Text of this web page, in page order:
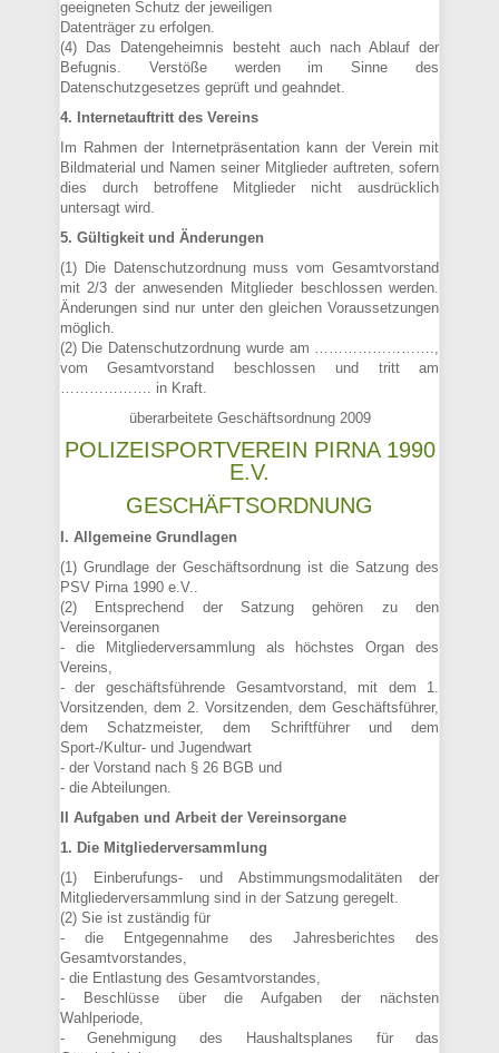
geeigneten Schutz der jeweiligen
Datenträger zu erfolgen.
(4) Das Datengeheimnis besteht auch nach Ablauf der
Befugnis. Verstöße werden im Sinne des
Datenschutzgesetzes geprüft und geahndet.
4. Internetauftritt des Vereins
Im Rahmen der Internetpräsentation kann der Verein mit
Bildmaterial und Namen seiner Mitglieder auftreten, sofern
dies durch betroffene Mitglieder nicht ausdrücklich
untersagt wird.
5. Gültigkeit und Änderungen
(1) Die Datenschutzordnung muss vom Gesamtvorstand
mit 2/3 der anwesenden Mitglieder beschlossen werden.
Änderungen sind nur unter den gleichen Voraussetzungen
möglich.
(2) Die Datenschutzordnung wurde am …………………….,
vom Gesamtvorstand beschlossen und tritt am
………………. in Kraft.
überarbeitete Geschäftsordnung 2009
POLIZEISPORTVEREIN PIRNA 1990
E.V.
GESCHÄFTSORDNUNG
I. Allgemeine Grundlagen
(1) Grundlage der Geschäftsordnung ist die Satzung des
PSV Pirna 1990 e.V..
(2) Entsprechend der Satzung gehören zu den
Vereinsorganen
- die Mitgliederversammlung als höchstes Organ des
Vereins,
- der geschäftsführende Gesamtvorstand, mit dem 1.
Vorsitzenden, dem 2. Vorsitzenden, dem Geschäftsführer,
dem Schatzmeister, dem Schriftführer und dem
Sport-/Kultur- und Jugendwart
- der Vorstand nach § 26 BGB und
- die Abteilungen.
II Aufgaben und Arbeit der Vereinsorgane
1. Die Mitgliederversammlung
(1) Einberufungs- und Abstimmungsmodalitäten der
Mitgliederversammlung sind in der Satzung geregelt.
(2) Sie ist zuständig für
- die Entgegennahme des Jahresberichtes des
Gesamtvorstandes,
- die Entlastung des Gesamtvorstandes,
- Beschlüsse über die Aufgaben der nächsten
Wahlperiode,
- Genehmigung des Haushaltsplanes für das